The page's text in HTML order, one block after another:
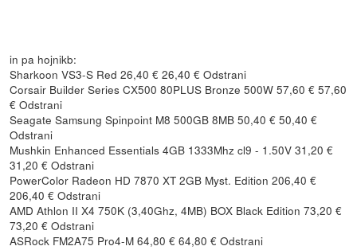
in pa hojnikb:
Sharkoon VS3-S Red 26,40 € 26,40 € Odstrani
Corsair Builder Series CX500 80PLUS Bronze 500W 57,60 € 57,60
€ Odstrani
Seagate Samsung Spinpoint M8 500GB 8MB 50,40 € 50,40 €
Odstrani
Mushkin Enhanced Essentials 4GB 1333Mhz cl9 - 1.50V 31,20 €
31,20 € Odstrani
PowerColor Radeon HD 7870 XT 2GB Myst. Edition 206,40 €
206,40 € Odstrani
AMD Athlon II X4 750K (3,40Ghz, 4MB) BOX Black Edition 73,20 €
73,20 € Odstrani
ASRock FM2A75 Pro4-M 64,80 € 64,80 € Odstrani